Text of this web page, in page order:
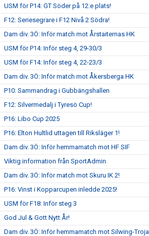
USM för P14: GT Söder på 12:e plats!
F12: Seriesegrare i F12 Nivå 2 Södra!
Dam div. 3Ö: Inför match mot Årstaiternas HK
USM för P14: Inför steg 4, 29-30/3
USM för F14: Inför steg 4, 22-23/3
Dam div. 3Ö: Inför match mot Åkersberga HK
P10: Sammandrag i Gubbängshallen
F12: Silvermedalj i Tyresö Cup!
P16: Libo Cup 2025
P16: Elton Hultlid uttagen till Riksläger 1!
Dam div. 3Ö: Inför hemmamatch mot HF SIF
Viktig information från SportAdmin
Dam div. 3Ö: Inför match mot Skuru IK 2!
P16: Vinst i Kopparcupen inledde 2025!
USM för F18: Inför steg 3
God Jul & Gott Nytt År!
Dam div. 3Ö: Inför hemmamatch mot Silwing-Troja